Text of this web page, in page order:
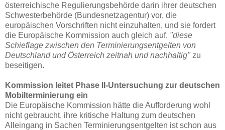
österreichische Regulierungsbehörde darin ihrer deutschen
Schwesterbehörde (Bundesnetzagentur) vor, die
europäischen Vorschriften nicht einzuhalten, und sie fordert
die Europäische Kommission auch gleich auf, "diese
Schieflage zwischen den Terminierungsentgelten von
Deutschland und Österreich zeitnah und nachhaltig" zu
beseitigen.
Kommission leitet Phase II-Untersuchung zur deutschen
Mobilterminierung ein
Die Europäische Kommission hätte die Aufforderung wohl
nicht gebraucht, ihre kritische Haltung zum deutschen
Alleingang in Sachen Terminierungsentgelten ist schon aus